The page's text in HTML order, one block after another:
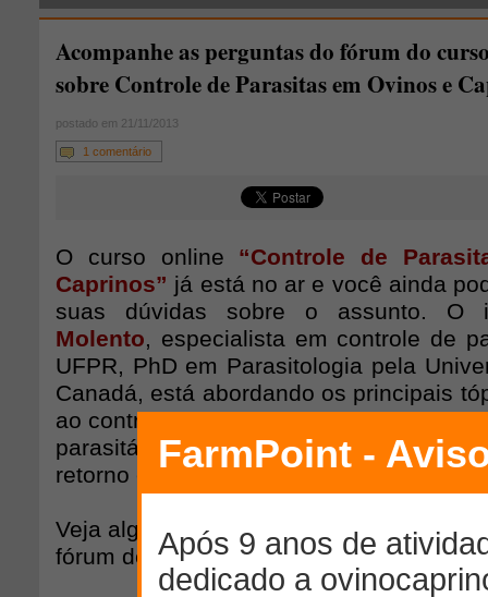
Acompanhe as perguntas do fórum do
sobre Controle de Parasitas em Ovinos e
postado em 21/11/2013
1 comentário
O curso online “Controle de
Caprinos” já está no ar e você ainda
suas dúvidas sobre o assunto. O
Molento, especialista em controle de
UFPR, PhD em Parasitologia pela
Canadá, está abordando os principais
ao controle de parasitas e como
parasitárias não excedam níveis
retorno econômico.
Veja algumas das discussões que já
fórum de perguntas: